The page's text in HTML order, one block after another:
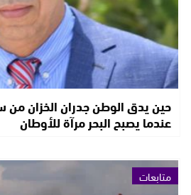
حين يدق الوطن جدران الخزان
عندما يصبح البحر مرآة للأوطان
متابعات